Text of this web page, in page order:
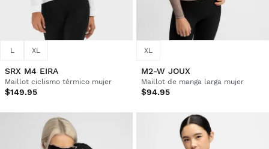
L XL
SRX M4 EIRA
Maillot ciclismo térmico mujer
$149.95
XL
M2-W JOUX
Maillot de manga larga mujer
$94.95